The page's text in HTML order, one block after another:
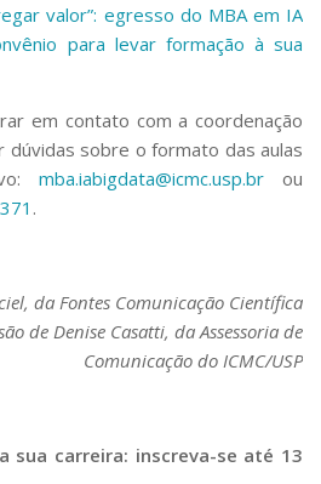
valor”: egresso do MBA em IA
para levar formação à sua
em contato com a coordenação
dúvidas sobre o formato das aulas
mba.iabigdata@icmc.usp.br ou
.
da Fontes Comunicação Científica
de Denise Casatti, da Assessoria de
Comunicação do ICMC/USP
sua carreira: inscreva-se até 13